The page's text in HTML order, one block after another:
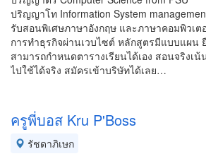
ปริญญาโท Information System
รับสอนพิเศษภาษาอังกฤษ และภาษาคอมพิวเต
การทำธุรกิจผ่านเวบไซต์ หลักสูตรมีแบบแผน
สามารถกำหนดตารางเรียนได้เอง สอนจริงเ
ไปใช้ได้จริง สมัครเข้าบริษัทได้เลย…
ครูพี่บอส Kru P'Boss
รัชดาภิเษก